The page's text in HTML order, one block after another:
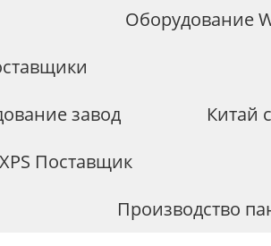
Оборудование
завод
Китай
Поставщик
Производство